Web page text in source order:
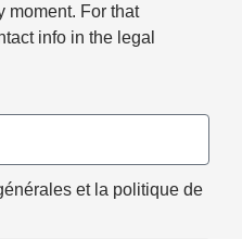
moment. For that
info in the legal
et la politique de